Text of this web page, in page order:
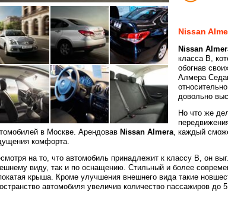
Nissan
Nissan
класса В,
обогнав
Алмера
довольно
Но что же
в Москве. Арендовав Nissan Almera, каждый
комфорта.
на то, что автомобиль принадлежит к классу В, он
виду, так и по оснащению. Стильный и более
крыша. Кроме улучшения внешнего вида такие
автомобиля увеличив количество пассажиров до